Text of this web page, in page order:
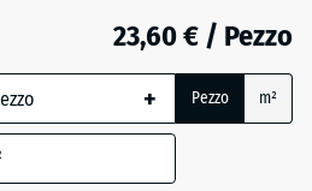
23,60 € / Pezzo
+ Pezzo m²